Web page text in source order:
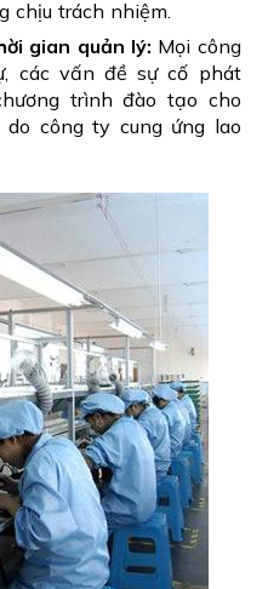
chịu trách nhiệm.
gian quản lý: Mọi công
các vấn đề sự cố phát
trình đào tạo cho
công ty cung ứng lao